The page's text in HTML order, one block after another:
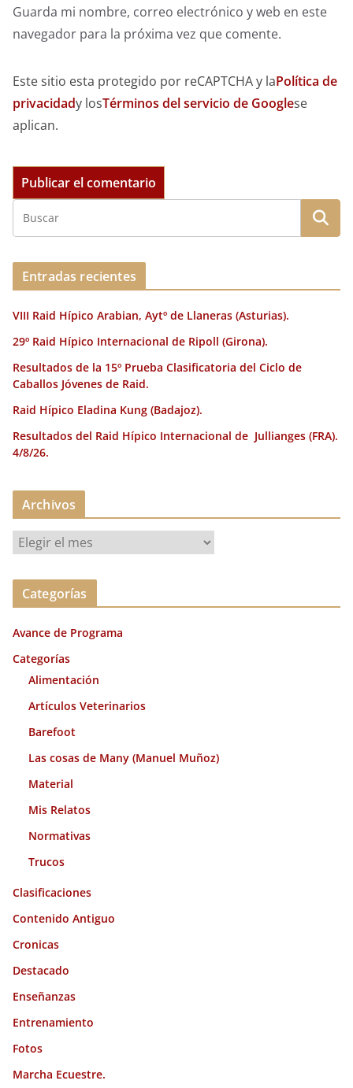
Guarda mi nombre, correo electrónico y web en este
navegador para la próxima vez que comente.
Este sitio esta protegido por reCAPTCHA y laPolítica de
privacidady losTérminos del servicio de Googlese
aplican.
Entradas recientes
VIII Raid Hípico Arabian, Aytº de Llaneras (Asturias).
29º Raid Hípico Internacional de Ripoll (Girona).
Resultados de la 15º Prueba Clasificatoria del Ciclo de
Caballos Jóvenes de Raid.
Raid Hípico Eladina Kung (Badajoz).
Resultados del Raid Hípico Internacional de Jullianges (FRA).
4/8/26.
Archivos
r
c
v
o
Categorías
Avance de Programa
Categorías
Alimentación
Artículos Veterinarios
Barefoot
Las cosas de Many (Manuel Muñoz)
Material
Mis Relatos
Normativas
Trucos
Clasificaciones
Contenido Antiguo
Cronicas
Destacado
Enseñanzas
Entrenamiento
Fotos
Marcha Ecuestre.